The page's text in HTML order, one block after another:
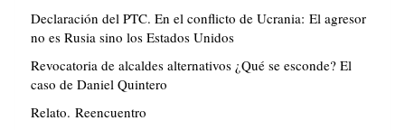
Declaración del PTC. En el conflicto de Ucrania: El agresor
no es Rusia sino los Estados Unidos
Revocatoria de alcaldes alternativos ¿Qué se esconde? El
caso de Daniel Quintero
Relato. Reencuentro